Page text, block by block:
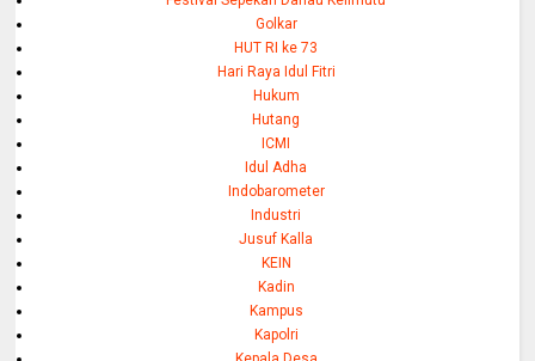
Golkar
HUT RI ke 73
Hari Raya Idul Fitri
Hukum
Hutang
ICMI
Idul Adha
Indobarometer
Industri
Jusuf Kalla
KEIN
Kadin
Kampus
Kapolri